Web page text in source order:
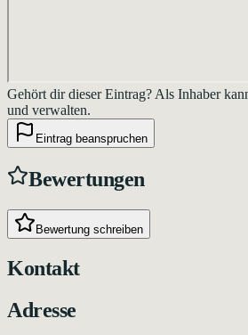
Gehört dir dieser Eintrag? Als Inhaber
und verwalten.
Eintrag beanspruchen
Bewertungen
Bewertung schreiben
Kontakt
Adresse